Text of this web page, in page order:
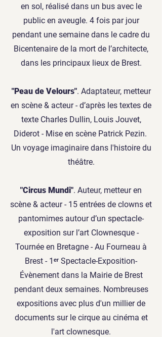
en sol, réalisé dans un bus avec le
public en aveugle. 4 fois par jour
pendant une semaine dans le cadre du
Bicentenaire de la mort de l’architecte,
dans les principaux lieux de Brest.
"Peau de Velours". Adaptateur, metteur
en scène & acteur - d’après les textes de
texte Charles Dullin, Louis Jouvet,
Diderot - Mise en scène Patrick Pezin.
Un voyage imaginaire dans l'histoire du
théâtre.
"Circus Mundi". Auteur, metteur en
scène & acteur - 15 entrées de clowns et
pantomimes autour d’un spectacle-
exposition sur l’art Clownesque -
Tournée en Bretagne - Au Fourneau à
Brest - 1ᵉʳ Spectacle-Exposition-
Évènement dans la Mairie de Brest
pendant deux semaines. Nombreuses
expositions avec plus d'un millier de
documents sur le cirque au cinéma et
l'art clownesque.